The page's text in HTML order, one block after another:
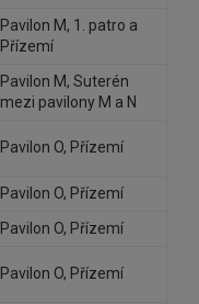
Pavilon M, 1. patro a
Přízemí
Pavilon M, Suterén
mezi pavilony M a N
Pavilon O, Přízemí
Pavilon O, Přízemí
Pavilon O, Přízemí
Pavilon O, Přízemí